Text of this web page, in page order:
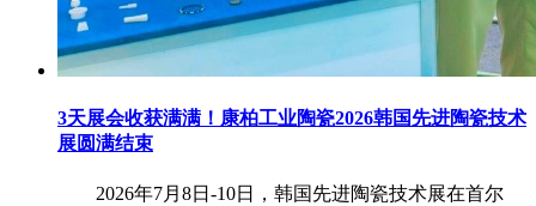
3天展会收获满满！康柏工业陶瓷2026韩国先进陶瓷技术
展圆满结束
2026年7月8日-10日，韩国先进陶瓷技术展在首尔